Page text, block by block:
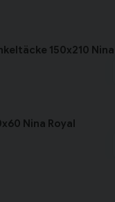
150x210 Nina
Nina Royal